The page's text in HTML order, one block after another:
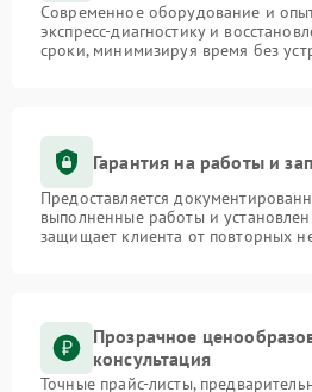
Современное оборудование и
экспресс-диагностику и
сроки, минимизируя время без
Гарантия на работы и
Предоставляется
выполненные работы и
защищает клиента от повторных
Прозрачное
консультация
Точные прайс-листы,